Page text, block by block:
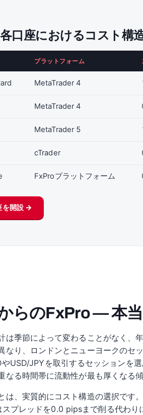
口座におけるコスト構
プラットフォーム
MetaTrader 4
MetaTrader 4
MetaTrader 5
cTrader
FxProプラットフォーム
を開設 →
らのFxPro — 本
は季節によって変わることがなく、
なり、ロンドンとニューヨークのセ
USD/JPYを取引するセッションを
なる時間帯に流動性が最も厚くなる傾
は、実質的にコスト構造の選択です
プレッドを0.0 pipsまで削る代わり